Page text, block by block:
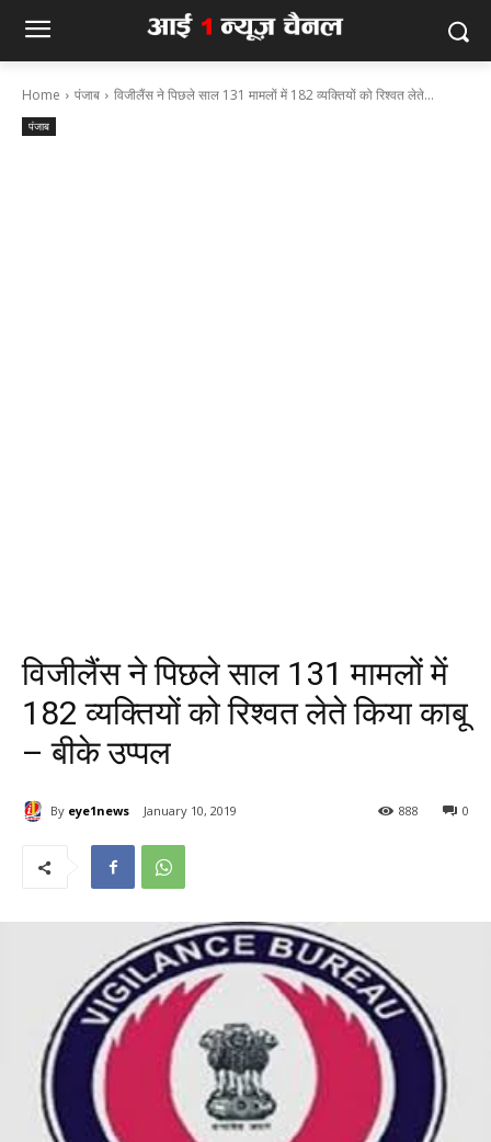
Home पंजाब विजीलैंस ने पिछले साल 131 मामलों में 182 व्यक्तियों को रिश्वत लेते...
पंजाब
विजीलैंस ने पिछले साल 131 मामलों में
182 व्यक्तियों को रिश्वत लेते किया काबू
– बीके उप्पल
By eye1news January 10, 2019 0
888